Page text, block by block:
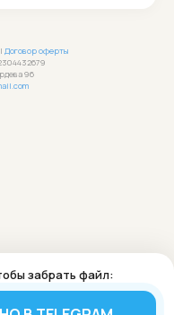
| Договор оферты
96
забрать файл: